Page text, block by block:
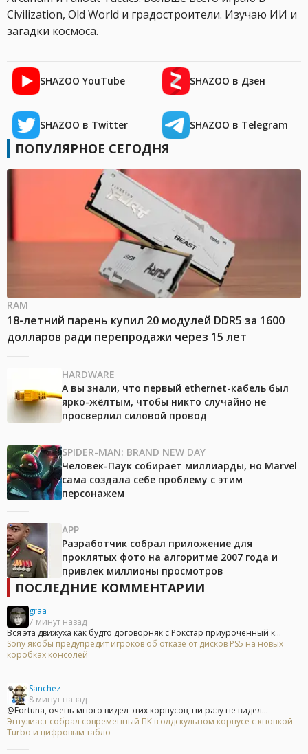
Civilization, Old World и градостроители. Изучаю ИИ и
загадки космоса.
SHAZOO YouTube SHAZOO в Дзен
SHAZOO в Twitter SHAZOO в Telegram
ПОПУЛЯРНОЕ СЕГОДНЯ
RAM
18-летний парень купил 20 модулей DDR5 за 1600
долларов ради перепродажи через 15 лет
HARDWARE
А вы знали, что первый ethernet-кабель был
ярко-жёлтым, чтобы никто случайно не
просверлил силовой провод
SPIDER-MAN: BRAND NEW DAY
Человек-Паук собирает миллиарды, но Marvel
сама создала себе проблему с этим
персонажем
APP
Разработчик собрал приложение для
проклятых фото на алгоритме 2007 года и
привлек миллионы просмотров
ПОСЛЕДНИЕ КОММЕНТАРИИ
graa
7 минут назад
Вся эта движуха как будто договорняк с Рокстар приуроченный к...
Sony якобы предупредит игроков об отказе от дисков PS5 на новых
коробках консолей
Sanchez
8 минут назад
@Fortuna, очень много видел этих корпусов, ни разу не видел...
Энтузиаст собрал современный ПК в олдскульном корпусе с кнопкой
Turbo и цифровым табло